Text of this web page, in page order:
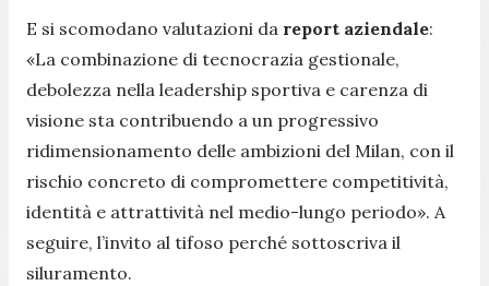
E si scomodano valutazioni da report aziendale:
«La combinazione di tecnocrazia gestionale,
debolezza nella leadership sportiva e carenza di
visione sta contribuendo a un progressivo
ridimensionamento delle ambizioni del Milan, con il
rischio concreto di compromettere competitività,
identità e attrattività nel medio-lungo periodo». A
seguire, l’invito al tifoso perché sottoscriva il
siluramento.